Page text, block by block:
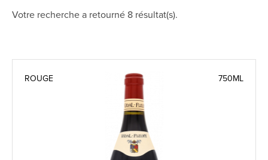
Votre recherche a retourné 8 résultat(s).
ROUGE 750ML